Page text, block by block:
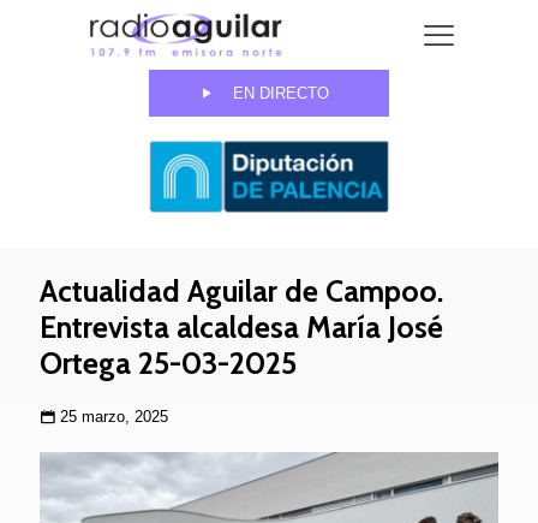
EN DIRECTO
Actualidad Aguilar de Campoo.
Entrevista alcaldesa María José
Ortega 25-03-2025
25 marzo, 2025